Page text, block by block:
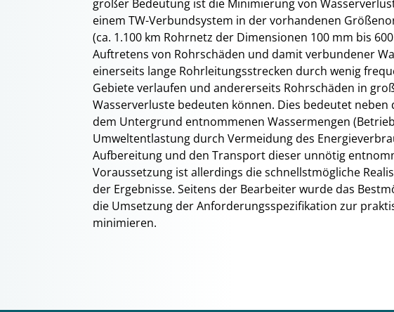
großer Bedeutung ist die Minimierung von
einem TW-Verbundsystem in der vorhandenen
(ca. 1.100 km Rohrnetz der Dimensionen 100 mm bis
Auftretens von Rohrschäden und damit verbundener
einerseits lange Rohrleitungsstrecken durch wenig
Gebiete verlaufen und andererseits Rohrschäden in
Wasserverluste bedeuten können. Dies bedeutet
dem Untergrund entnommenen Wassermengen
Umweltentlastung durch Vermeidung des
Aufbereitung und den Transport dieser unnötig
Voraussetzung ist allerdings die schnellstmögliche
der Ergebnisse. Seitens der Bearbeiter wurde das
die Umsetzung der Anforderungsspezifikation zur
minimieren.